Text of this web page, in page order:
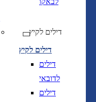
דילים לקיץ
דילים לקיץ
דילים
לדובאי
דילים